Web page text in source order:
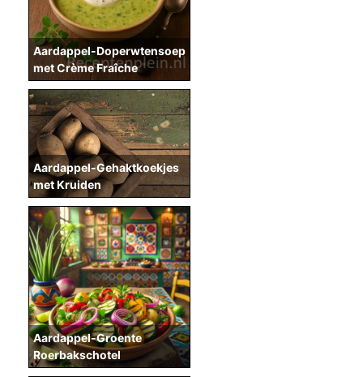
Aardappel-Doperwtensoep
met Crème Fraîche
Aardappel-Gehaktkoekjes
met Kruiden
Aardappel-Groente
Roerbakschotel